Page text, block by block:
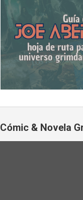
Cómic & Novela